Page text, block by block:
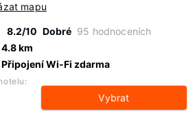
mapu
8.2/10 Dobré 95 hodnoceních
4.8 km
Připojení Wi-Fi zdarma
Vybrat